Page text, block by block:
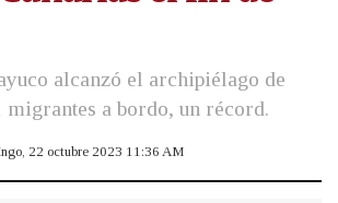
alcanzó el archipiélago de
migrantes a bordo, un récord.
22 octubre 2023 11:36 AM